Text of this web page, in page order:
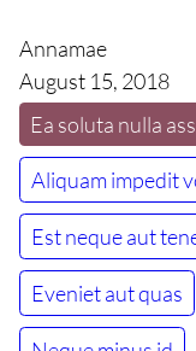
Annamae
August 15, 2018
Ea soluta nulla
Aliquam impedit
Est neque aut
Eveniet aut quas